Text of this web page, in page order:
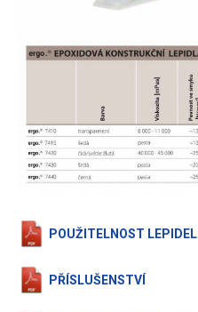
POUŽITELNOST LEPIDEL
PŘÍSLUŠENSTVÍ